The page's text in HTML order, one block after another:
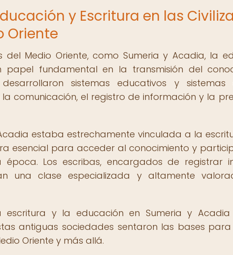
y Escritura en las
Oriente
del Medio Oriente, como Sumeria y Acadia, la
papel fundamental en la transmisión del
sistemas educativos y sistemas
comunicación, el registro de información y la
estaba estrechamente vinculada a la
esencial para acceder al conocimiento y
Los escribas, encargados de registrar
una clase especializada y altamente
escritura y la educación en Sumeria y
antiguas sociedades sentaron las bases
Oriente y más allá.